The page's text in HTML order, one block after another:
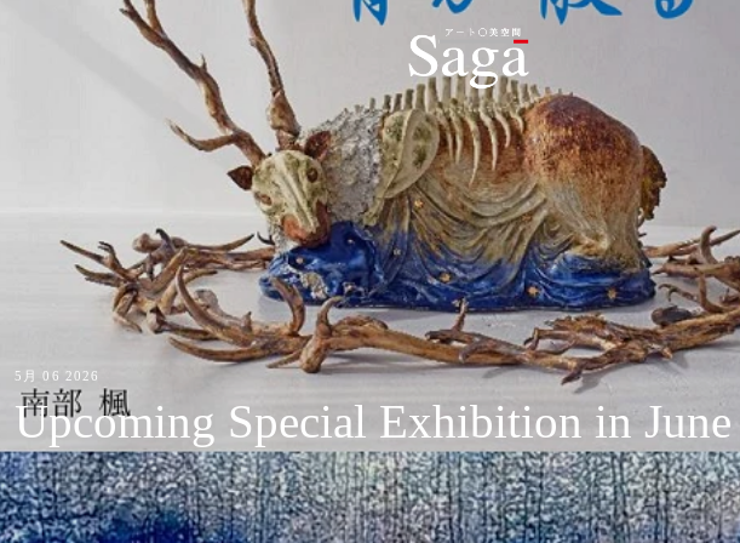
5月 06 2026
Upcoming Special Exhibition in June